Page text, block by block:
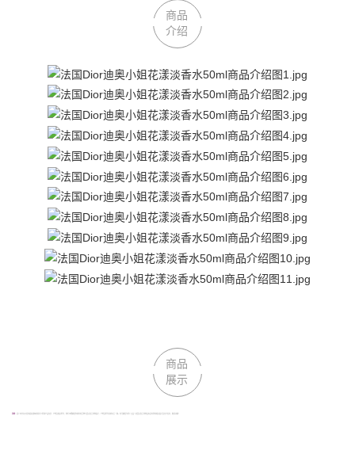
商品
介绍
商品
展示
声明： 因厂家会在无任何提前通知的情况下更改产品包装、产地及相关附件；我们不能确保您收到的货物与回头鱼全球购图片、产地及附件说明完全一致。但可确保为原厂正品！若回头鱼全球购没有及时更新相关图片及文字信息，敬请谅解！